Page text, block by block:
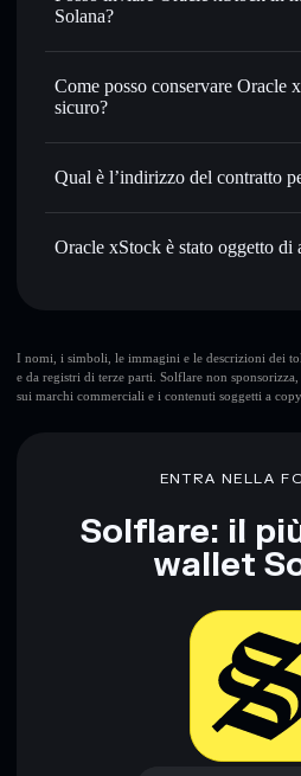
USDC o in migliaia di altri token
collegare pubblicamente i wallet
privacy incorporato di Solflare
Monitorare in tempo reale—
—
wallet non-custodial all’interno
Solana?
wallet Solflare
xStock
Come posso conservare Oracle
sicuro?
Qual è l’indirizzo del contratto
Oracle xStock è stato oggetto di
I nomi, i simboli, le immagini e le descrizioni dei
e da registri di terze parti. Solflare non
sui marchi commerciali e i contenuti soggetti a
ENTRA NELLA
Solflare: il
wallet
Scarica